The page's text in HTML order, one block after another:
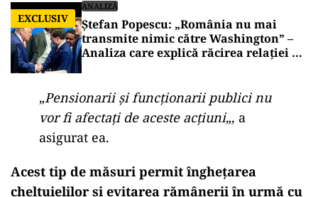
EXCLUSIV
ANALIZĂ
Ștefan Popescu: „România nu mai
transmite nimic către Washington” –
Analiza care explică răcirea relației cu
„Pensionarii şi funcţionarii publici nu
vor fi afectaţi de aceste acţiuni„, a
asigurat ea.
Acest tip de măsuri permit îngheţarea
cheltuielilor şi evitarea rămânerii în urmă cu